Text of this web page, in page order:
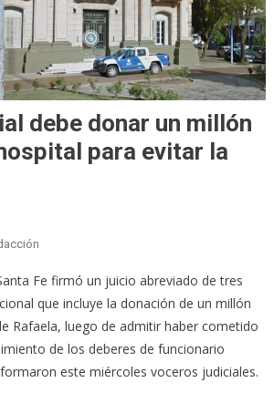
debe donar un millón
para evitar la
Fe firmó un juicio abreviado de tres
que incluye la donación de un millón
Rafaela, luego de admitir haber cometido
de los deberes de funcionario
este miércoles voceros judiciales.